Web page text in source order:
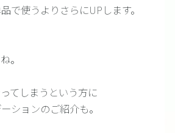
で使うよりさらにUPします。
。
てしまうという方に
ションのご紹介も。